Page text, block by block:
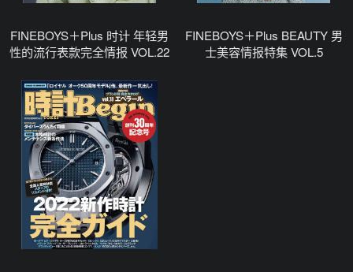
FINEBOYS＋Plus 时计 年轻男
性的流行表款完全情报 VOL.22
FINEBOYS＋Plus BEAUTY 男
士美容情报特集 VOL.5